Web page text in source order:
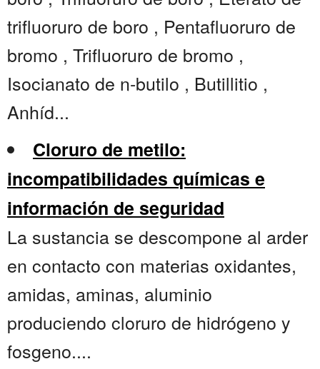
trifluoruro de boro , Pentafluoruro de
bromo , Trifluoruro de bromo ,
Isocianato de n-butilo , Butillitio ,
Anhíd...
Cloruro de metilo:
incompatibilidades químicas e
información de seguridad
La sustancia se descompone al arder
en contacto con materias oxidantes,
amidas, aminas, aluminio
produciendo cloruro de hidrógeno y
fosgeno....